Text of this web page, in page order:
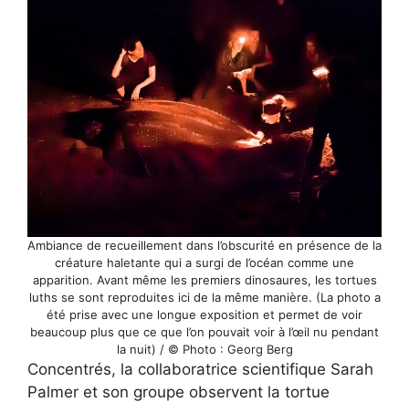
Ambiance de recueillement dans l’obscurité en présence de la
créature haletante qui a surgi de l’océan comme une
apparition. Avant même les premiers dinosaures, les tortues
luths se sont reproduites ici de la même manière. (La photo a
été prise avec une longue exposition et permet de voir
beaucoup plus que ce que l’on pouvait voir à l’œil nu pendant
la nuit) / © Photo : Georg Berg
Concentrés, la collaboratrice scientifique Sarah
Palmer et son groupe observent la tortue